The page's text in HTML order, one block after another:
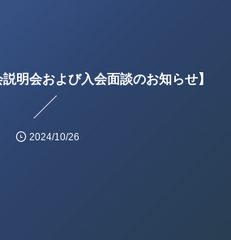
明会および入会面談のお知らせ】
2024/10/26